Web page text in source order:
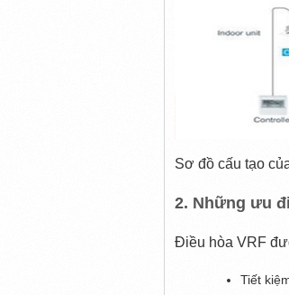
Sơ đồ cấu tạo
2. Những ưu
Điều hòa VRF
Tiết